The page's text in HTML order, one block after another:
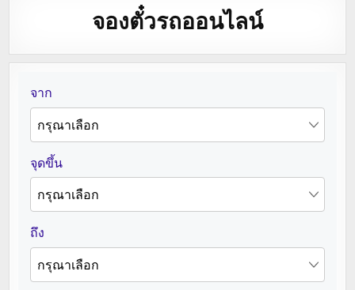
จองตั๋วรถออนไลน์